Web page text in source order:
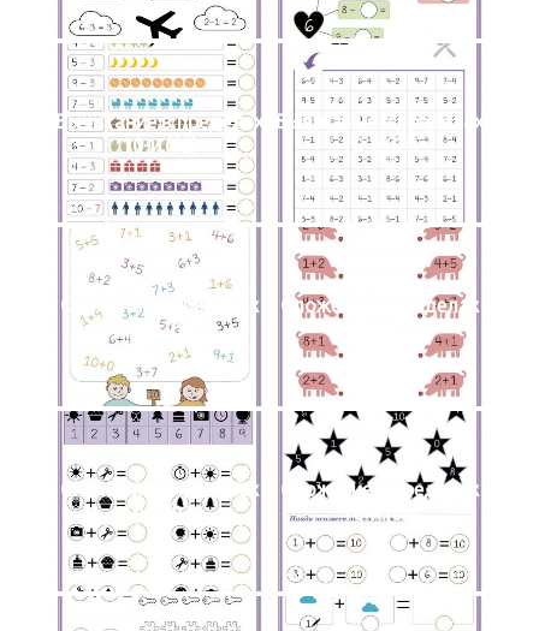
Вычитание в пределах
10-и.(03)
Вычитание в пределах
10-и.(04)
Сложение в пределах
10-и.(01)
Сложение в пределах
Сложение в пределах
10-и.(03)
Сложение в пределах
10-и.(04)